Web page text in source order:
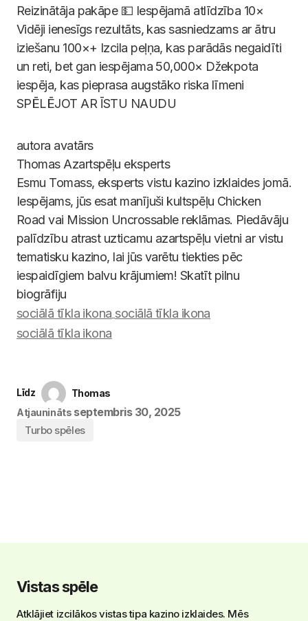
Reizinātāja pakāpe 💵 Iespējamā atlīdzība 10×
Vidēji ienesīgs rezultāts, kas sasniedzams ar ātru
iziešanu 100×+ Izcila peļņa, kas parādās negaidīti
un reti, bet gan iespējama 50,000× Džekpota
iespēja, kas pieprasa augstāko riska līmeni
SPĒLĒJOT AR ĪSTU NAUDU
Thomas Azartspēļu eksperts
Esmu Tomass, eksperts vistu kazino izklaides jomā.
Iespējams, jūs esat manījuši kultspēļu Chicken
Road vai Mission Uncrossable reklāmas. Piedāvāju
palīdzību atrast uzticamu azartspēļu vietni ar vistu
tematisku kazino, lai jūs varētu tiekties pēc
iespaidīgiem balvu krājumiem! Skatīt pilnu
biogrāfiju
Līdz
Thomas
Atjaunināts septembris 30, 2025
Turbo spēles
Vistas spēle
Atklājiet izcilākos vistas tipa kazino izklaides. Mēs